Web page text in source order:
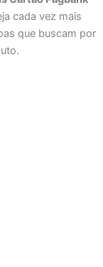
cada vez mais
que buscam por